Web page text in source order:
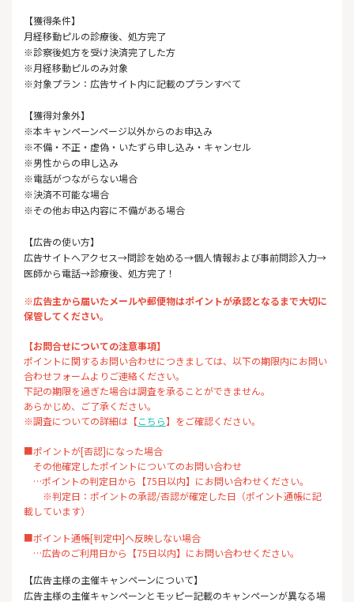
【獲得条件】
月経移動ピルの診療後、処方完了
※診察後処方を受け決済完了した方
※月経移動ピルのみ対象
※対象プラン：広告サイト内に記載のプランすべて
【獲得対象外】
※本キャンペーンページ以外からのお申込み
※不備・不正・虚偽・いたずら申し込み・キャンセル
※男性からの申し込み
※電話がつながらない場合
※決済不可能な場合
※その他お申込内容に不備がある場合
【広告の使い方】
広告サイトへアクセス→問診を始める→個人情報および事前問診入力→
医師から電話→診療後、処方完了！
※広告主から届いたメールや郵便物はポイントが承認となるまで大切に
保管してください。
【お問合せについての注意事項】
ポイントに関するお問い合わせにつきましては、以下の期限内にお問い
合わせフォームよりご連絡ください。
下記の期限を過ぎた場合は調査を承ることができません。
あらかじめ、ご了承ください。
※調査についての詳細は【こちら】をご確認ください。
■ポイントが[否認]になった場合
その他確定したポイントについてのお問い合わせ
…ポイントの判定日から【75日以内】にお問い合わせください。
※判定日：ポイントの承認/否認が確定した日（ポイント通帳に記
載しています）
■ポイント通帳[判定中]へ反映しない場合
…広告のご利用日から【75日以内】にお問い合わせください。
【広告主様の主催キャンペーンについて】
広告主様の主催キャンペーンとモッピー記載のキャンペーンが異なる場